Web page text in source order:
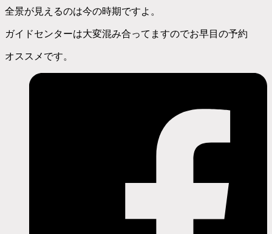
全景が見えるのは今の時期ですよ。
ガイドセンターは大変混み合ってますのでお早目の予約
オススメです。